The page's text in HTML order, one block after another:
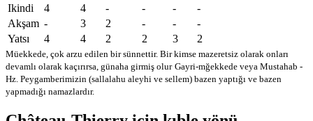
Ikindi
4 4 - - -
-
Akşam - 3 2 - -
-
Yatsı
4 4 2 2 3 2
Müekkede, çok arzu edilen bir sünnettir. Bir kimse mazeretsiz olarak onları
devamlı olarak kaçırırsa, günaha girmiş olur Gayri-mğekkede veya Mustahab -
Hz. Peygamberimizin (sallalahu aleyhi ve sellem) bazen yaptığı ve bazen
yapmadığı namazlardır.